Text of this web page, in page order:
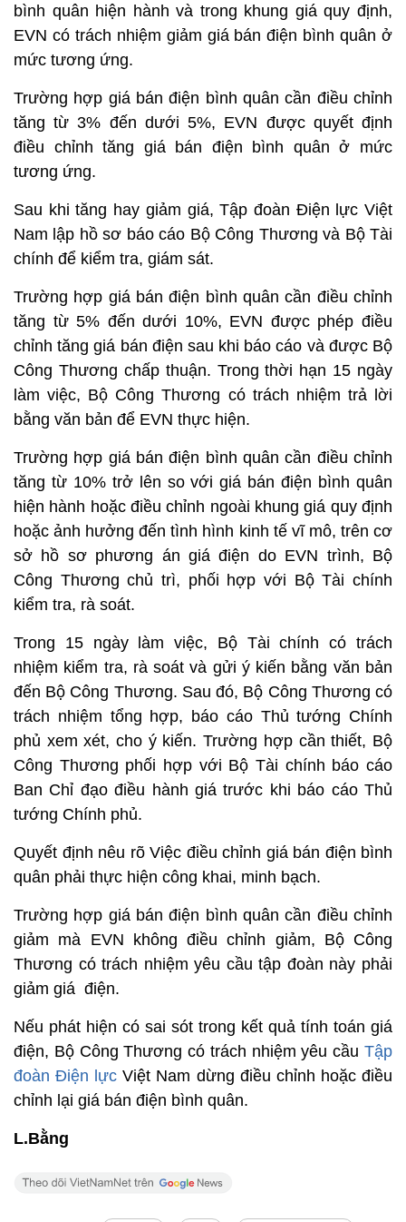
bình quân hiện hành và trong khung giá quy định,
EVN có trách nhiệm giảm giá bán điện bình quân ở
mức tương ứng.
Trường hợp giá bán điện bình quân cần điều chỉnh
tăng từ 3% đến dưới 5%, EVN được quyết định
điều chỉnh tăng giá bán điện bình quân ở mức
tương ứng.
Sau khi tăng hay giảm giá, Tập đoàn Điện lực Việt
Nam lập hồ sơ báo cáo Bộ Công Thương và Bộ Tài
chính để kiểm tra, giám sát.
Trường hợp giá bán điện bình quân cần điều chỉnh
tăng từ 5% đến dưới 10%, EVN được phép điều
chỉnh tăng giá bán điện sau khi báo cáo và được Bộ
Công Thương chấp thuận. Trong thời hạn 15 ngày
làm việc, Bộ Công Thương có trách nhiệm trả lời
bằng văn bản để EVN thực hiện.
Trường hợp giá bán điện bình quân cần điều chỉnh
tăng từ 10% trở lên so với giá bán điện bình quân
hiện hành hoặc điều chỉnh ngoài khung giá quy định
hoặc ảnh hưởng đến tình hình kinh tế vĩ mô, trên cơ
sở hồ sơ phương án giá điện do EVN trình, Bộ
Công Thương chủ trì, phối hợp với Bộ Tài chính
kiểm tra, rà soát.
Trong 15 ngày làm việc, Bộ Tài chính có trách
nhiệm kiểm tra, rà soát và gửi ý kiến bằng văn bản
đến Bộ Công Thương. Sau đó, Bộ Công Thương có
trách nhiệm tổng hợp, báo cáo Thủ tướng Chính
phủ xem xét, cho ý kiến. Trường hợp cần thiết, Bộ
Công Thương phối hợp với Bộ Tài chính báo cáo
Ban Chỉ đạo điều hành giá trước khi báo cáo Thủ
tướng Chính phủ.
Quyết định nêu rõ Việc điều chỉnh giá bán điện bình
quân phải thực hiện công khai, minh bạch.
Trường hợp giá bán điện bình quân cần điều chỉnh
giảm mà EVN không điều chỉnh giảm, Bộ Công
Thương có trách nhiệm yêu cầu tập đoàn này phải
giảm giá điện.
Nếu phát hiện có sai sót trong kết quả tính toán giá
điện, Bộ Công Thương có trách nhiệm yêu cầu Tập
đoàn Điện lựcViệt Nam dừng điều chỉnh hoặc điều
chỉnh lại giá bán điện bình quân.
L.Bằng